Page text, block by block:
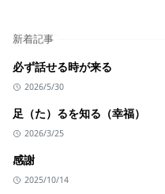
新着記事
必ず話せる時が来る
2026/5/30
足（た）るを知る（幸福）
2026/3/25
感謝
2025/10/14